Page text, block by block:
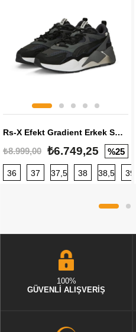
Rs-X Efekt Gradient Erkek Sneaker
₺8.999,00 ₺6.749,25 %25
36 37 37,5 38 38,5 39
100%
GÜVENLİ ALIŞVERİŞ